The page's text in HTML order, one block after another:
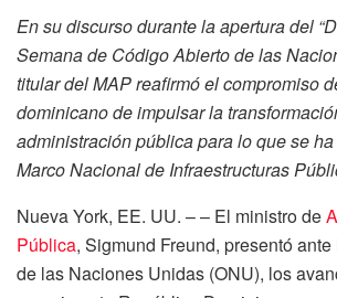
En su discurso durante la apertura del
Semana de Código Abierto de las
titular del MAP reafirmó el compromiso
dominicano de impulsar la
administración pública para lo que se
Marco Nacional de Infraestructuras
Nueva York, EE. UU. – – El ministro de
Pública, Sigmund Freund, presentó
de las Naciones Unidas (ONU), los